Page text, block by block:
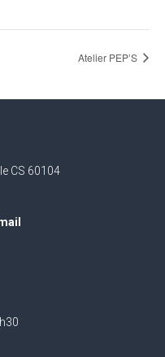
Atelier PEP’S
CS 60104